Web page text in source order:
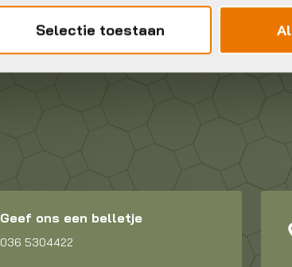
Selectie toestaan
Geef ons een belletje
036 5304422